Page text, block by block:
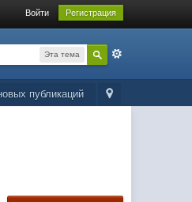
Войти Регистрация
Эта тема
публикаций